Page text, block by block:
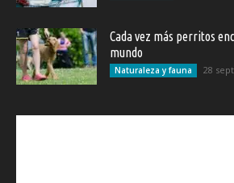
Cada vez más perritos
mundo
Naturaleza y fauna 28